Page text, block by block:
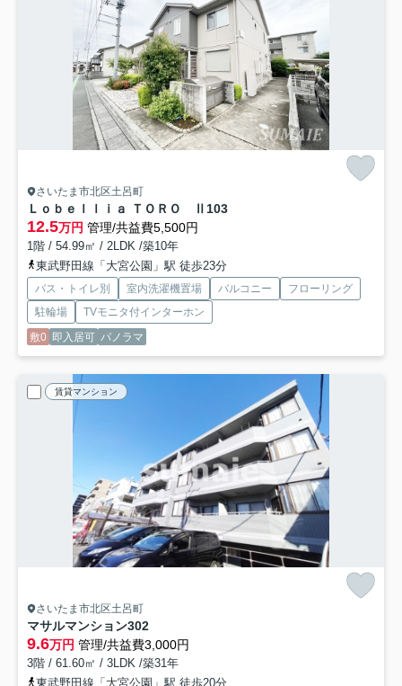
さいたま市北区土呂町
Ｌｏｂｅｌｌｉａ ＴＯＲＯ Ⅱ 103
12.5万円 管理/共益費5,500円
1階 / 54.99㎡ / 2LDK /築10年
東武野田線「大宮公園」駅 徒歩23分
バス・トイレ別 室内洗濯機置場 バルコニー
フローリング
駐輪場
TVモニタ付インターホン
敷0 即入居可 パノラマ
賃貸マンション
さいたま市北区土呂町
マサルマンション302
9.6万円 管理/共益費3,000円
3階 / 61.60㎡ / 3LDK /築31年
東武野田線「大宮公園」駅 徒歩20分